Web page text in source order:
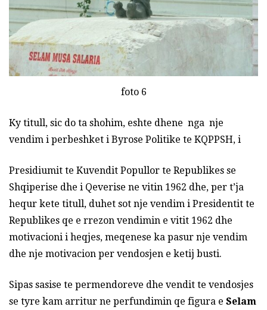
foto 6
Ky titull, sic do ta shohim, eshte dhene nga nje
vendim i perbeshket i Byrose Politike te KQPPSH, i
Presidiumit te Kuvendit Popullor te Republikes se
Shqiperise dhe i Qeverise ne vitin 1962 dhe, per t’ja
hequr kete titull, duhet sot nje vendim i Presidentit te
Republikes qe e rrezon vendimin e vitit 1962 dhe
motivacioni i heqjes, meqenese ka pasur nje vendim
dhe nje motivacion per vendosjen e ketij busti.
Sipas sasise te permendoreve dhe vendit te vendosjes
se tyre kam arritur ne perfundimin qe figura e Selam